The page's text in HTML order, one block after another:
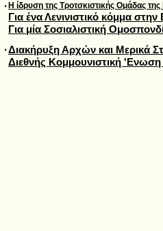
· Η ίδρυση της Τροτσκιστικής Ομάδας
Για ένα Λενινιστικό κόμμα
Για μία Σοσιαλιστική
·Διακήρυξη Αρχών και Μερικά
Διεθνής Κομμουνιστική 'Ενωση